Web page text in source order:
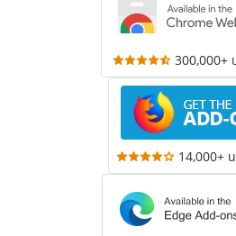
300,000+
14,000+